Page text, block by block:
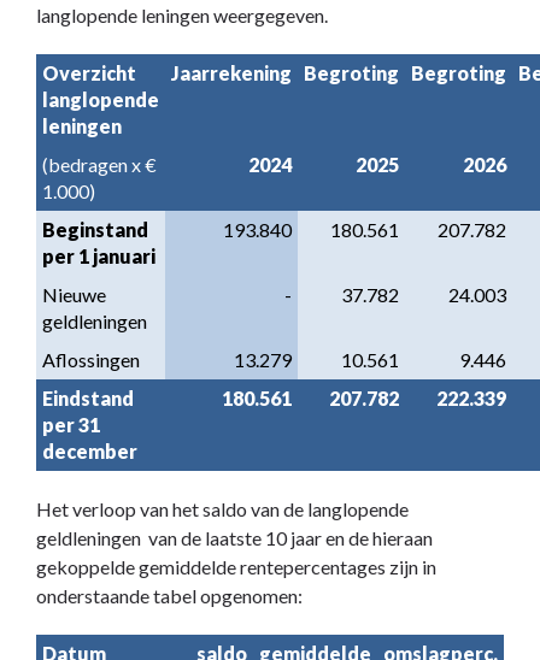
langlopende leningen weergegeven.
Overzicht
langlopende
leningen
Jaarrekening Begroting Begroting
(bedragen x €
1.000)
2024 2025 2026
Beginstand
per 1 januari
193.840 180.561 207.782
Nieuwe
geldleningen
- 37.782 24.003
Aflossingen 13.279 10.561
9.446
Eindstand
per 31
december
180.561 207.782 222.339
Het verloop van het saldo van de langlopende
geldleningen van de laatste 10 jaar en de hieraan
gekoppelde gemiddelde rentepercentages zijn in
onderstaande tabel opgenomen:
Datum saldo gemiddelde omslagperc.